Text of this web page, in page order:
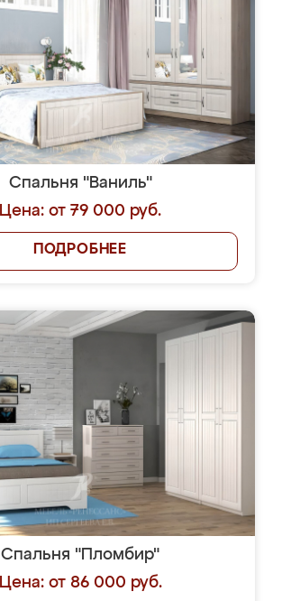
Спальня "Ваниль"
Цена: от 79 000 руб.
ПОДРОБНЕЕ
Спальня "Пломбир"
Цена: от 86 000 руб.